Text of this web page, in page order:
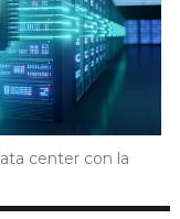
center con la